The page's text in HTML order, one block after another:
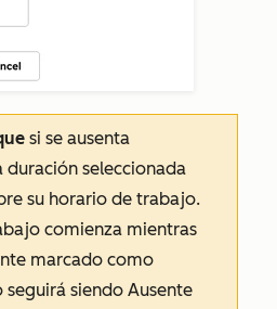
si se ausenta
seleccionada
su horario de trabajo.
comienza mientras
marcado como
seguirá siendo Ausente